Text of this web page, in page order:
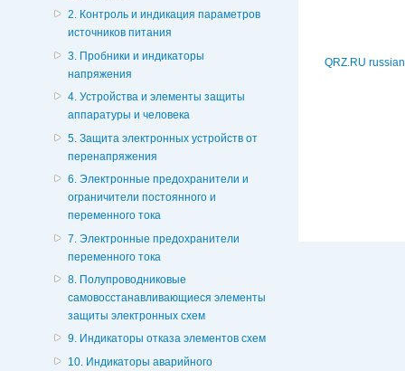
2. Контроль и индикация параметров
источников питания
3. Пробники и индикаторы
напряжения
4. Устройства и элементы защиты
аппаратуры и человека
5. Защита электронных устройств от
перенапряжения
6. Электронные предохранители и
ограничители постоянного и
переменного тока
7. Электронные предохранители
переменного тока
8. Полупроводниковые
самовосстанавливающиеся элементы
защиты электронных схем
9. Индикаторы отказа элементов схем
10. Индикаторы аварийного
QRZ.RU